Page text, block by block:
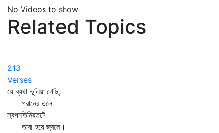
No Videos to show
Related Topics
213
Verses
যে ব্যথা ভুলিয়া গেছি,
পরানের তলে
স্বপনতিমিরতটে
তারা হয়ে জ্বলে।